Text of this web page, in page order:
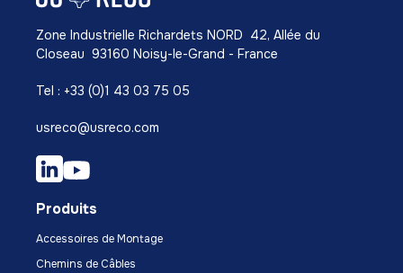
Zone Industrielle Richardets NORD 42, Allée du
Closeau 93160 Noisy-le-Grand - France
Tel : +33 (0)1 43 03 75 05
usreco@usreco.com
Produits
Accessoires de Montage
Chemins de Câbles